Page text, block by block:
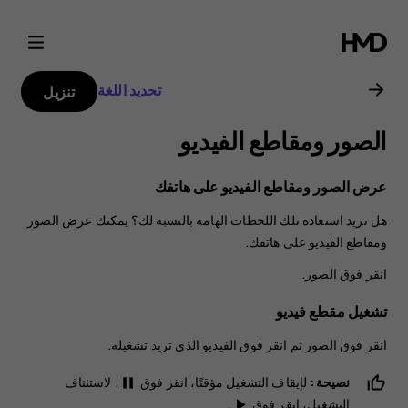
دليل
مستخدم
هاتف
Nokia
8.1
تحديد اللغة تنزيل
الصور ومقاطع الفيديو
عرض الصور ومقاطع الفيديو على هاتفك
هل تريد استعادة تلك اللحظات الهامة بالنسبة لك؟ يمكنك عرض الصور
ومقاطع الفيديو على هاتفك.
انقر فوق الصور .
تشغيل مقطع فيديو
انقر فوق الصور ثم انقر فوق الفيديو الذي تريد تشغيله.
نصيحة: لإيقاف التشغيل مؤقتًا، انقر فوق pause . لاستئناف
التشغيل، انقر فوق
.